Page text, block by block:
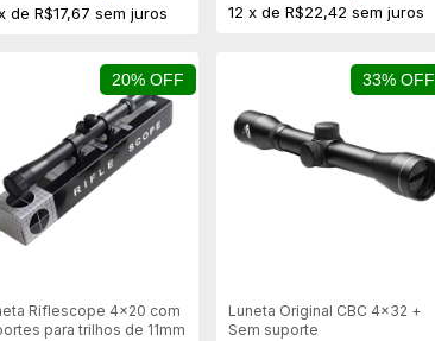
de R$17,67 sem juros 12 xdeR$22,42 sem juros
20% OFF
Riflescope 4x20 com
para trilhos de 11mm
33% OFF
Luneta Original CBC 4x32 +
Sem suporte